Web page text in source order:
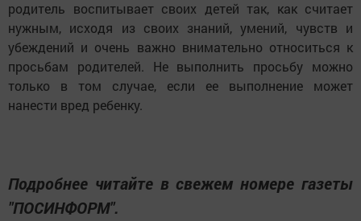
родитель воспитывает своих детей так, как считает
нужным, исходя из своих знаний, умений, чувств и
убеждений и очень важно внимательно относиться к
просьбам родителей. Не выполнить просьбу можно
только в том случае, если ее выполнение может
нанести вред ребенку.
Подробнее читайте в свежем номере газеты
"ПОСИНФОРМ".